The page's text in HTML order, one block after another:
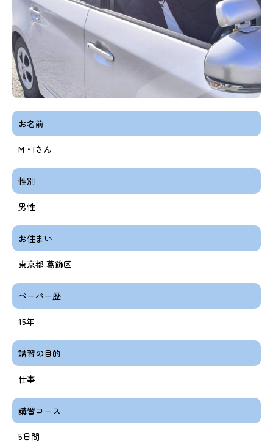
お名前
M・Iさん
性別
男性
お住まい
東京都 葛飾区
ペーパー歴
15年
講習の目的
仕事
講習コース
5日間